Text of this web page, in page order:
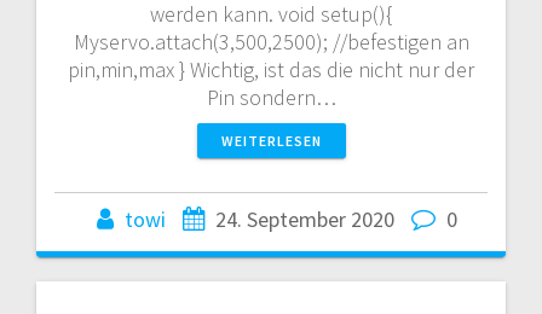
werden kann. void setup(){
Myservo.attach(3,500,2500); //befestigen an
pin,min,max } Wichtig, ist das die nicht nur der
Pin sondern…
WEITERLESEN
towi 24. September 2020 0